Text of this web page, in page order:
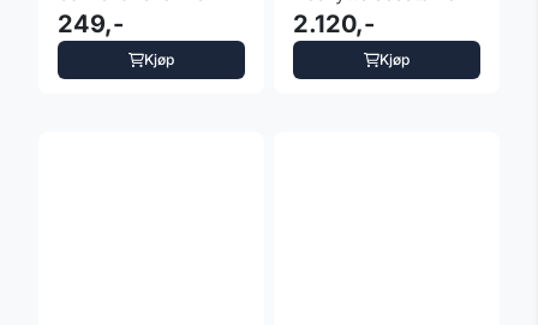
– rød
249,-
Kjøp
blå
2.120,-
Kjøp